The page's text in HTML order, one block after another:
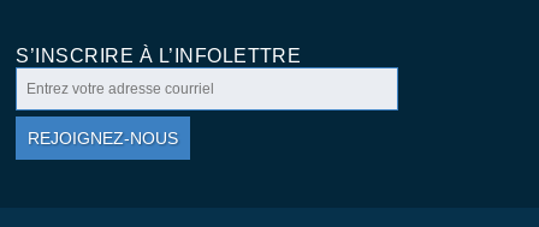
S’INSCRIRE À L’INFOLETTRE
REJOIGNEZ-NOUS